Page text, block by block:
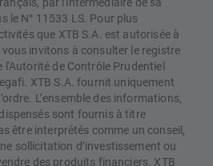
le N° 11533 LS. Pour plus
que XTB S.A. est autorisée à
invitons à consulter le registre
l'Autorité de Contrôle Prudentiel
XTB S.A. fournit uniquement
L’ensemble des informations,
sont fournis à titre
être interprétés comme un conseil,
sollicitation d’investissement ou
des produits financiers. XTB